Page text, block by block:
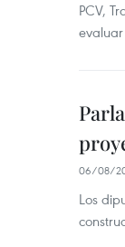
PCV,
06/08/
Los